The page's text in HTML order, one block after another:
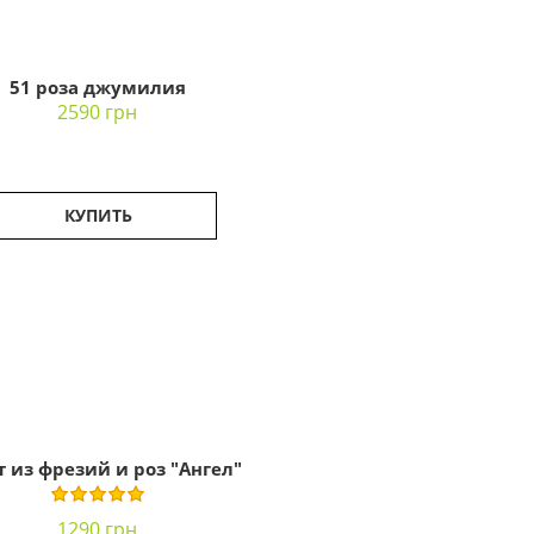
51 роза джумилия
2590 грн
КУПИТЬ
из фрезий и роз "Ангел"